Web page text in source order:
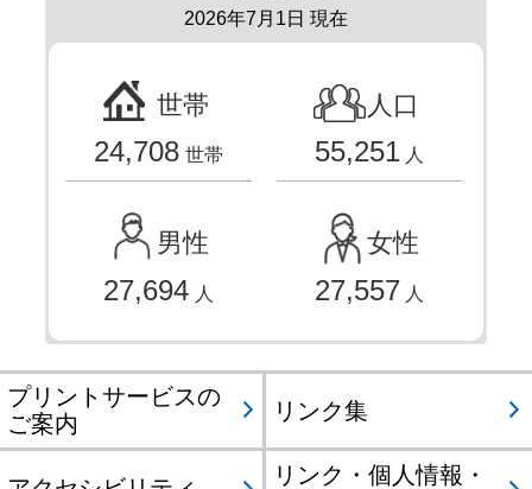
2026年7月1日 現在
世帯
24,708 世帯
人口
55,251 人
男性
27,694 人
女性
27,557 人
プリントサービスの
ご案内
リンク集
リンク・個人情報・